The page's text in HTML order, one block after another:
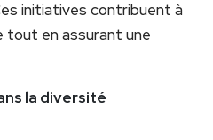
initiatives contribuent à
tout en assurant une
la diversité